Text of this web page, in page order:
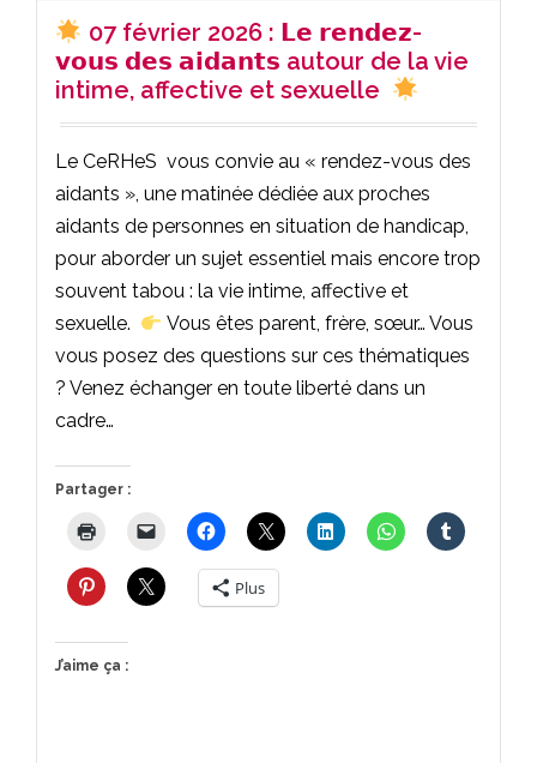
07 février 2026 : 𝗟𝗲 𝗿𝗲𝗻𝗱𝗲𝘇-
𝘃𝗼𝘂𝘀 𝗱𝗲𝘀 𝗮𝗶𝗱𝗮𝗻𝘁𝘀 autour de la vie
intime, affective et sexuelle
Le CeRHeS vous convie au « rendez-vous des
aidants », une matinée dédiée aux proches
aidants de personnes en situation de handicap,
pour aborder un sujet essentiel mais encore trop
souvent tabou : la vie intime, affective et
sexuelle.
Vous êtes parent, frère, sœur… Vous
vous posez des questions sur ces thématiques
? Venez échanger en toute liberté dans un
cadre…
Partager :
Plus
J’aime ça :